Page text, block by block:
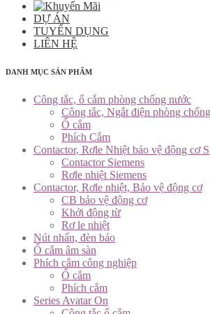
DỰ ÁN
TUYỂN DỤNG
LIÊN HỆ
DANH MỤC SẢN PHẨM
Công tắc, ổ cắm phòng chống nước
Công tắc, Ngắt điện phòng
Ổ cắm
Phích Cắm
Contactor, Rơle Nhiệt bảo vệ động cơ
Contactor Siemens
Rơle nhiệt Siemens
Contactor, Rơle nhiệt, Bảo vệ động cơ
CB bảo vệ động cơ
Khởi động từ
Rơ le nhiệt
Nút nhấn, đèn báo
Ổ cắm âm sàn
Phích cắm công nghiệp
Ổ cắm
Phích cắm
Series Avatar On